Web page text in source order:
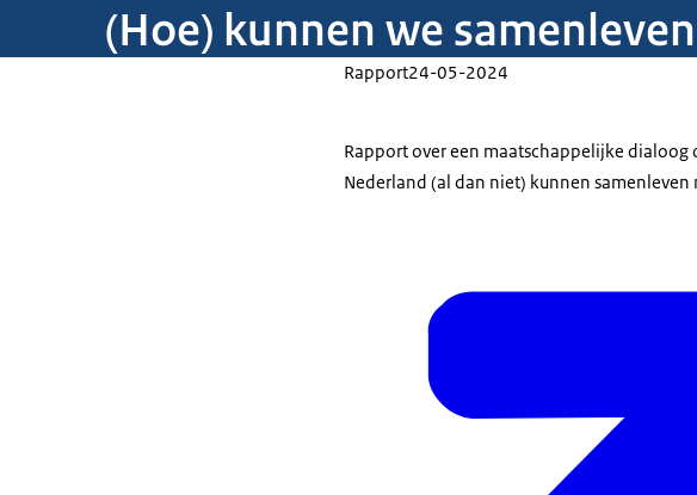
(Hoe) kunnen we
Rapport24-05-2024
Rapport over een maatschappelijke dialoog
Nederland (al dan niet) kunnen samenleven